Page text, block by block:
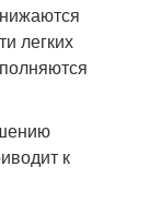
легких
к